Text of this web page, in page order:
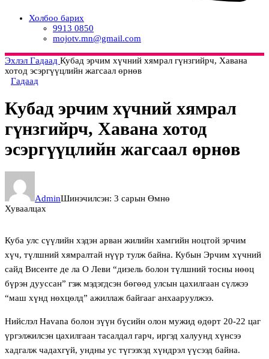
Холбоо барих
9913 0850
mojotv.mn@gmail.com
Эхлэл Гадаад Кубад эрчим хүчний хямрал гүнзгийрч, Хавана
хотод эсэргүүцлийн жагсаал өрнөв
Гадаад
Кубад эрчим хүчний хямрал
гүнзгийрч, Хавана хотод
эсэргүүцлийн жагсаал өрнөв
AdminШинэчилсэн: 3 сарын Өмнө
Хуваалцах
Куба улс сүүлийн хэдэн арван жилийн хамгийн ноцтой эрчим
хүч, түлшний хямралтай нүүр тулж байна. Кубын Эрчим хүчний
сайд Висенте де ла О Леви “дизель болон түлшний тосны нөөц
бүрэн дууссан” гэж мэдэгдсэн бөгөөд улсын цахилгаан сүлжээ
“маш хүнд нөхцөлд” ажиллаж байгааг анхааруулжээ.
Нийслэл Havana болон зүүн бүсийн олон мужид өдөрт 20-22 цаг
үргэлжилсэн цахилгаан тасалдал гарч, иргэд халуунд хүнсээ
хадгалж чадахгүй, ундны ус түгээхэд хүндрэл үүсээд байна.